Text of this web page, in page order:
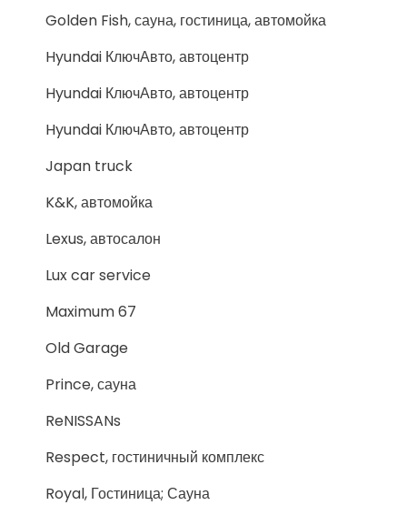
Golden Fish, сауна, гостиница, автомойка
Hyundai КлючАвто, автоцентр
Hyundai КлючАвто, автоцентр
Hyundai КлючАвто, автоцентр
Japan truck
K&K, автомойка
Lexus, автосалон
Lux car service
Maximum 67
Old Garage
Prince, сауна
ReNISSANs
Respect, гостиничный комплекс
Royal, Гостиница; Сауна